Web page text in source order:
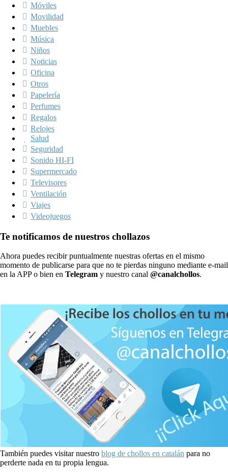
Móviles
Movilidad
Muebles
Música
Niños
Noticias
Oficina
Otros
Papelería
Perfumes
Regalos
Relojes
Salud
Seguridad
Sonido HI-FI
Supermercado
Televisores
Ventilación
Viajes
Videojuegos
Te notificamos de nuestros chollazos
Ahora puedes recibir puntualmente nuestras ofertas en el mismo
momento de publicarse para que no te pierdas ninguno mediante e-mail
en la APP o bien en Telegram y nuestro canal @canalchollos.
También puedes visitar nuestro blog de chollos en catalán para no
perderte nada en tu propia lengua.